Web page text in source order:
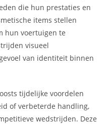
die hun prestaties en
items stellen
hun voertuigen te
visueel
van identiteit binnen
tijdelijke voordelen
of verbeterde handling,
wedstrijden. Deze